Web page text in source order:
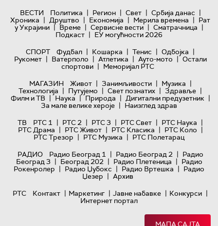
ВЕСТИ Политика | Регион | Свет | Србија данас |
Хроника | Друштво | Економија | Мерила времена | Рат
у Украјини | Време | Сервисне вести | Сматрачница |
Подкаст | ЕУ могућности 2026
СПОРТ
Фудбал | Кошарка | Тенис | Одбојка |
Рукомет | Ватерполо | Атлетика | Ауто-мото | Остали
спортови | Меморијал РТС
МАГАЗИН
Живот | Занимљивости | Музика |
Технологијa | Путујемо | Свет познатих | Здравље |
Филм и ТВ | Наука | Природа | Дигитални предузетник |
За мале велике хероје | Наизглед здрав
ТВ
РТС 1 | РТС 2 | РТС 3 | РТС Свет | РТС Наука |
РТС Драма | РТС Живот | РТС Класика | РТС Коло |
РТС Трезор | РТС Музика | РТС Полетарац
РАДИО
Радио Београд 1 | Радио Београд 2 | Радио
Београд 3 | Београд 202 | Радио Плетеница | Радио
Рокенролер | Радио Џубокс | Радио Вртешка | Радио
Џезер | Архив
РТС
Контакт | Маркетинг | Јавне набавке | Конкурси |
Интернет портал
МАПА САЈТА